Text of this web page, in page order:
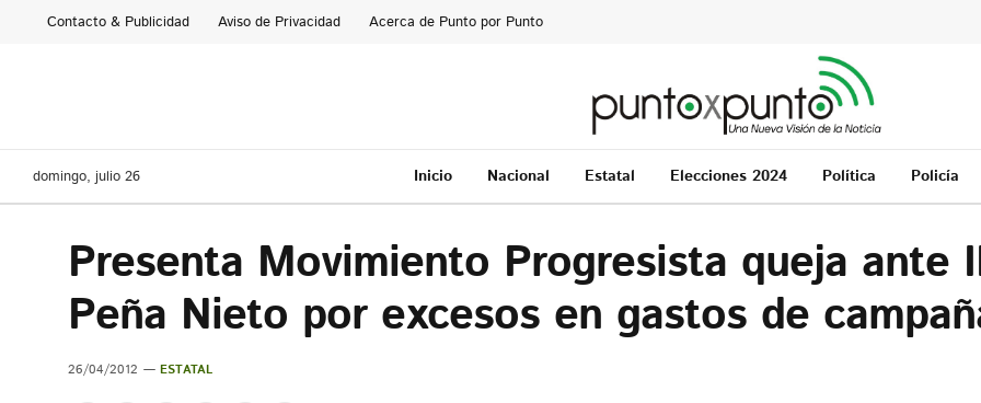
Contacto & Publicidad Aviso de Privacidad Acerca de Punto por Punto
domingo, julio 26 Inicio Nacional Estatal Elecciones 2024 Política Policía
Presenta Movimiento Progresista queja ante
Peña Nieto por excesos en gastos de
26/04/2012 ESTATAL